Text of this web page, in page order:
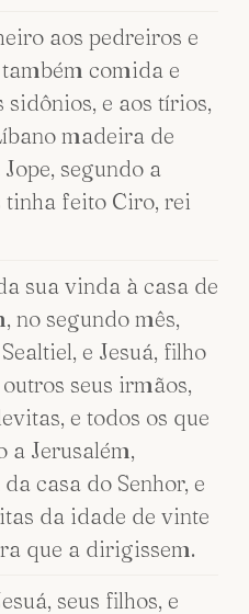
aos pedreiros e
comida e
sidônios, e aos tírios,
madeira de
segundo a
tinha feito Ciro, rei
sua vinda à casa de
no segundo mês,
e Jesuá, filho
seus irmãos,
e todos os que
Jerusalém,
casa do Senhor, e
da idade de vinte
que a dirigissem.
seus filhos, e